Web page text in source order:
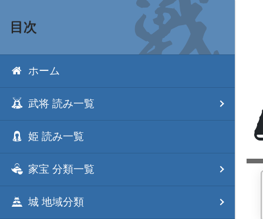
目次
ホーム
武将 読み一覧
姫 読み一覧
家宝 分類一覧
城 地域分類